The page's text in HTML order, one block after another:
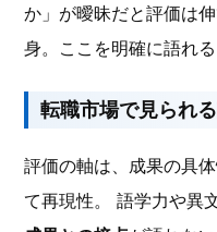
か」が曖昧だと評価は
身。ここを明確に語れる
転職市場で見られ
評価の軸は、成果の具
て再現性。 語学力や異